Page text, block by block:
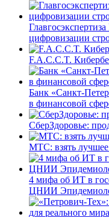
цифровизации
F.A.C.C.T.
Банк «Санкт-
в финансовой
СберЗдоровье:
МТС: взять лучшее
4 мифа об ИТ в
ЦНИИ